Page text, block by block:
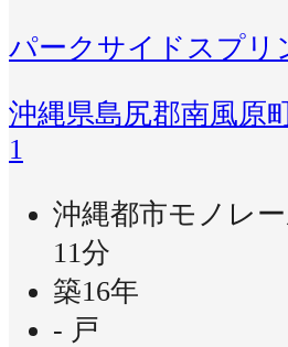
パークサイドスプリ
沖縄県島尻郡南風原
1
沖縄都市モノレ
11分
築16年
- 戸